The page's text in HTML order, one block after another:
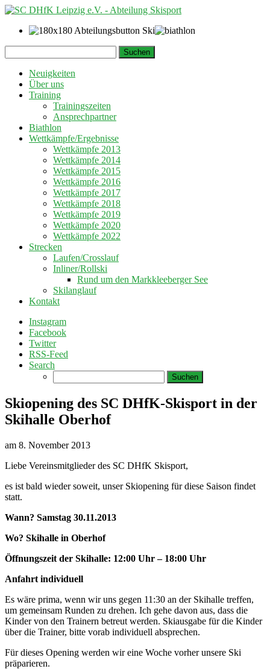
zum
Inhalt
nach:
Neuigkeiten
Über uns
Training
Trainingszeiten
Ansprechpartner
Biathlon
Wettkämpfe/Ergebnisse
Wettkämpfe 2013
Wettkämpfe 2014
Wettkämpfe 2015
Wettkämpfe 2016
Wettkämpfe 2017
Wettkämpfe 2018
Wettkämpfe 2019
Wettkämpfe 2020
Wettkämpfe 2022
Strecken
Laufen/Crosslauf
Inliner/Rollski
Rund um den Markkleeberger See
Skilanglauf
Kontakt
Instagram
Facebook
Twitter
RSS-Feed
Search
nach:
Skiopening des SC DHfK-Skisport in der
Skihalle Oberhof
am 8. November 2013
Liebe Vereinsmitglieder des SC DHfK Skisport,
es ist bald wieder soweit, unser Skiopening für diese Saison findet
statt.
Wann? Samstag 30.11.2013
Wo? Skihalle in Oberhof
Öffnungszeit der Skihalle: 12:00 Uhr – 18:00 Uhr
Anfahrt individuell
Es wäre prima, wenn wir uns gegen 11:30 an der Skihalle treffen,
um gemeinsam Runden zu drehen. Ich gehe davon aus, dass die
Kinder von den Trainern betreut werden. Skiausgabe für die Kinder
über die Trainer, bitte vorab individuell absprechen.
Für dieses Opening werden wir eine Woche vorher unsere Ski
präparieren.